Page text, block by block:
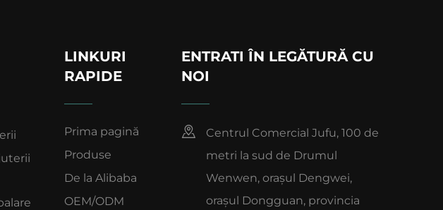
LINKURI
RAPIDE
Prima pagină
Produse
De la Alibaba
OEM/ODM
ENTRATI ÎN LEGĂTURĂ CU
NOI
Centrul Comercial Jufu, 100 de
metri la sud de Drumul
Wenwen, orașul Dengwei,
orașul Dongguan, provincia